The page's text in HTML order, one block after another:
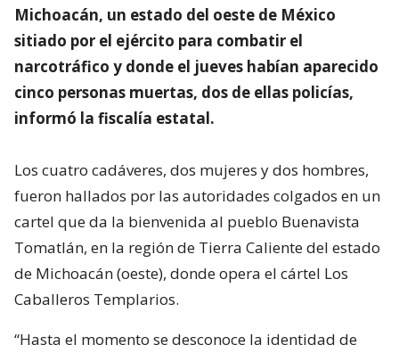
Michoacán, un estado del oeste de México
sitiado por el ejército para combatir el
narcotráfico y donde el jueves habían aparecido
cinco personas muertas, dos de ellas policías,
informó la fiscalía estatal.
Los cuatro cadáveres, dos mujeres y dos hombres,
fueron hallados por las autoridades colgados en un
cartel que da la bienvenida al pueblo Buenavista
Tomatlán, en la región de Tierra Caliente del estado
de Michoacán (oeste), donde opera el cártel Los
Caballeros Templarios.
“Hasta el momento se desconoce la identidad de